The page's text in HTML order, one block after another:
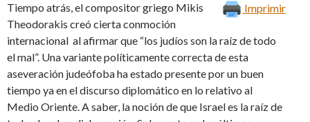
Imprimir
Tiempo atrás, el compositor griego Mikis
Theodorakis creó cierta conmoción
internacional al afirmar que “los judíos son la raíz de todo
el mal”. Una variante políticamente correcta de esta
aseveración judeófoba ha estado presente por un buen
tiempo ya en el discurso diplomático en lo relativo al
Medio Oriente. A saber, la noción de que Israel es la raíz de